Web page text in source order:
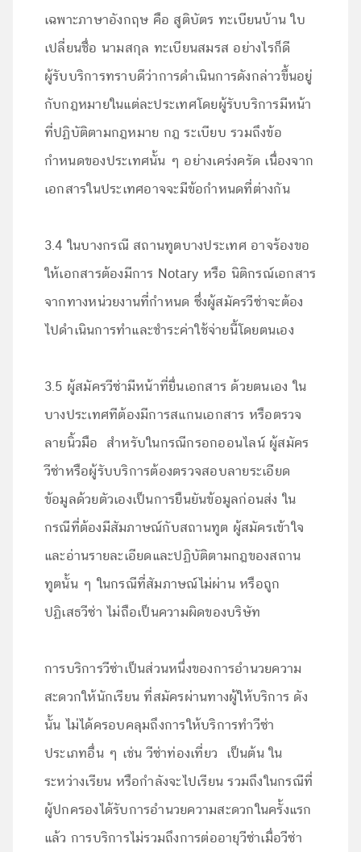
เฉพาะภาษาอังกฤษ คือ สูติบัตร ทะเบียนบ้าน ใบ
เปลี่ยนชื่อ นามสกุล ทะเบียนสมรส อย่างไรก็ดี
ผู้รับบริการทราบดีว่าการดำเนินการดังกล่าวขึ้นอยู่
กับกฎหมายในแต่ละประเทศโดยผู้รับบริการมีหน้า
ที่ปฏิบัติตามกฎหมาย กฎ ระเบียบ รวมถึงข้อ
กำหนดของประเทศนั้น ๆ อย่างเคร่งครัด เนื่องจาก
เอกสารในประเทศอาจจะมีข้อกำหนดที่ต่างกัน
3.4 ในบางกรณี สถานทูตบางประเทศ อาจร้องขอ
ให้เอกสารต้องมีการ Notary หรือ นิติกรณ์เอกสาร
จากทางหน่วยงานที่กำหนด ซึ่งผู้สมัครวีซ่าจะต้อง
ไปดำเนินการทำและชำระค่าใช้จ่ายนี้โดยตนเอง
3.5 ผู้สมัครวีซ่ามีหน้าที่ยื่นเอกสาร ด้วยตนเอง ใน
บางประเทศทีต้องมีการสแกนเอกสาร หรือตรวจ
ลายนิ้วมือ สำหรับในกรณีกรอกออนไลน์ ผู้สมัคร
วีซ่าหรือผู้รับบริการต้องตรวจสอบลายระเอียด
ข้อมูลด้วยตัวเองเป็นการยืนยันข้อมูลก่อนส่ง ใน
กรณีที่ต้องมีสัมภาษณ์กับสถานทูต ผู้สมัครเข้าใจ
และอ่านรายละเอียดและปฏิบัติตามกฎของสถาน
ทูตนั้น ๆ ในกรณีที่สัมภาษณ์ไม่ผ่าน หรือถูก
ปฏิเสธวีซ่า ไม่ถือเป็นความผิดของบริษัท
การบริการวีซ่าเป็นส่วนหนึ่งของการอำนวยความ
สะดวกให้นักเรียน ที่สมัครผ่านทางผู้ให้บริการ ดัง
นั้น ไม่ได้ครอบคลุมถึงการให้บริการทำวีซ่า
ประเภทอื่น ๆ เช่น วีซ่าท่องเที่ยว เป็นต้น ใน
ระหว่างเรียน หรือกำลังจะไปเรียน รวมถึงในกรณีที่
ผู้ปกครองได้รับการอำนวยความสะดวกในครั้งแรก
แล้ว การบริการไม่รวมถึงการต่ออายุวีซ่าเมื่อวีซ่า